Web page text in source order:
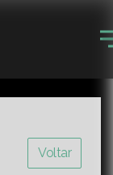
Voltar